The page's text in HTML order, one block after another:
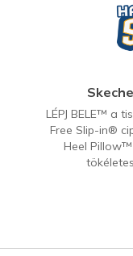
LÉPJ BELE™ a
Free Slip-in®
Heel